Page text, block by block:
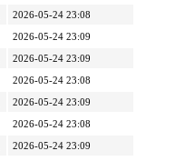
2026-05-24 23:08
2026-05-24 23:09
2026-05-24 23:09
2026-05-24 23:08
2026-05-24 23:09
2026-05-24 23:08
2026-05-24 23:09